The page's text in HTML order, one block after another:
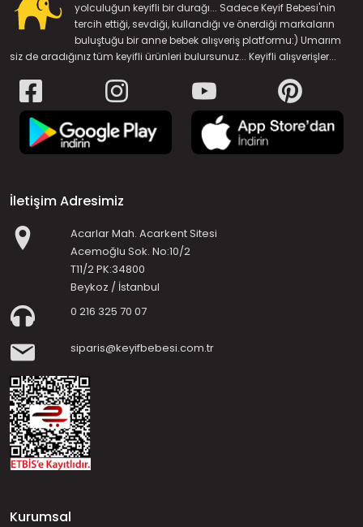
yolculuğun keyifli bir durağı... Sadece Keyif Bebesi'nin
tercih ettiği, sevdiği, kullandığı ve önerdiği markaların
buluştuğu bir anne bebek alışveriş platformu:) Umarım
siz de aradığınız tüm keyifli ürünleri bulursunuz... Keyifli alışverişler...
İletişim Adresimiz
Acarlar Mah. Acarkent Sitesi
Acemoğlu Sok. No:10/2
T11/2 PK:34800
Beykoz / İstanbul
0 216 325 70 07
siparis@keyifbebesi.com.tr
Kurumsal